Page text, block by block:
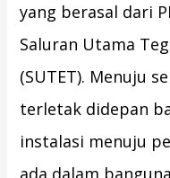
yang berasal dari
Saluran Utama
(SUTET). Menuju
terletak didepan
instalasi menuju